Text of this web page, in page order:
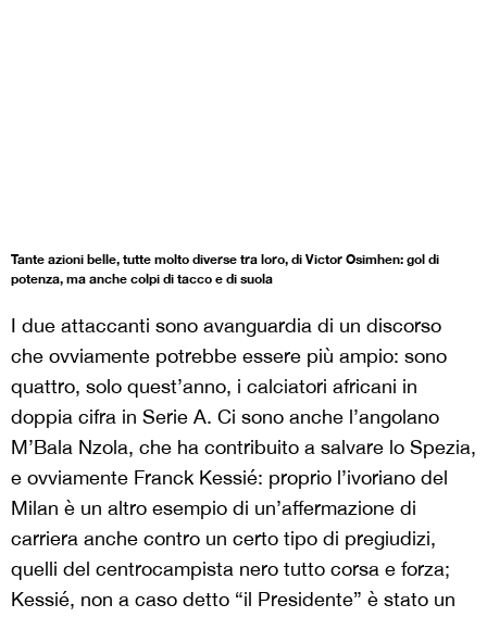
Tante azioni belle, tutte molto diverse tra loro, di Victor Osimhen: gol di
potenza, ma anche colpi di tacco e di suola
I due attaccanti sono avanguardia di un discorso
che ovviamente potrebbe essere più ampio: sono
quattro, solo quest’anno, i calciatori africani in
doppia cifra in Serie A. Ci sono anche l’angolano
M’Bala Nzola, che ha contribuito a salvare lo Spezia,
e ovviamente Franck Kessié: proprio l’ivoriano del
Milan è un altro esempio di un’affermazione di
carriera anche contro un certo tipo di pregiudizi,
quelli del centrocampista nero tutto corsa e forza;
Kessié, non a caso detto “il Presidente” è stato un